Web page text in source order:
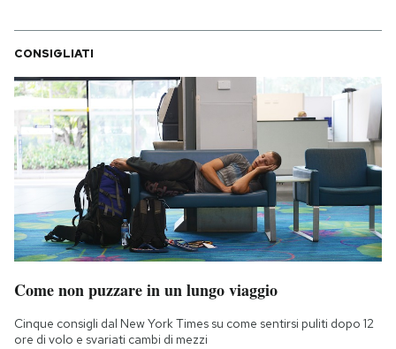
CONSIGLIATI
Come non puzzare in un lungo viaggio
Cinque consigli dal New York Times su come sentirsi puliti dopo 12
ore di volo e svariati cambi di mezzi